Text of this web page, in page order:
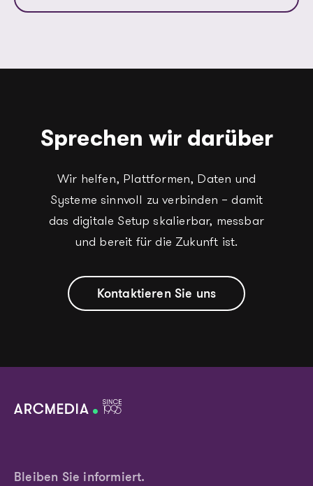
Sprechen wir darüber
Wir helfen, Plattformen, Daten und
Systeme sinnvoll zu verbinden – damit
das digitale Setup skalierbar, messbar
und bereit für die Zukunft ist.
Kontaktieren Sie uns
Bleiben Sie informiert.